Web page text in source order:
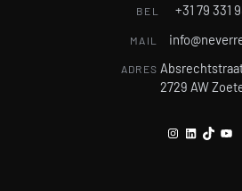
BEL +31 79 331
MAIL
ADRES
2729 AW
Instagram
LinkedIn
TikTok